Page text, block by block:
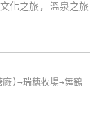
化之旅, 溫泉之旅
廠)→瑞穗牧場→舞鶴